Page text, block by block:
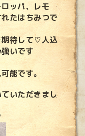
ッパ、レモ
たはちみつで
期待して♡人込
いです
能です。
いただきまし